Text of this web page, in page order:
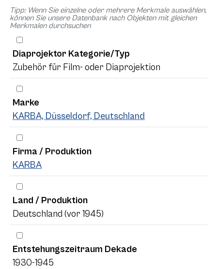
Tipp: Wenn Sie einzelne oder mehrere Merkmale auswählen,
können Sie unsere Datenbank nach Objekten mit gleichen
Merkmalen durchsuchen
Diaprojektor Kategorie/Typ
Zubehör für Film- oder Diaprojektion
Marke
KARBA, Düsseldorf, Deutschland
Firma / Produktion
KARBA
Land / Produktion
Deutschland (vor 1945)
Entstehungszeitraum Dekade
1930-1945